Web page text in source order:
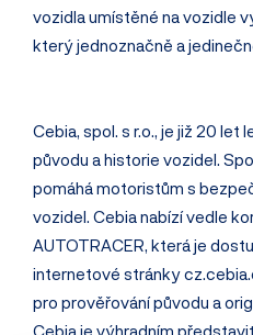
vozidla umístěné na vozidle
který jednoznačně a
Cebia, spol. s r.o., je již 20 let
původu a historie vozidel.
pomáhá motoristům s
vozidel. Cebia nabízí vedle
AUTOTRACER, která je
internetové stránky
pro prověřování původu a